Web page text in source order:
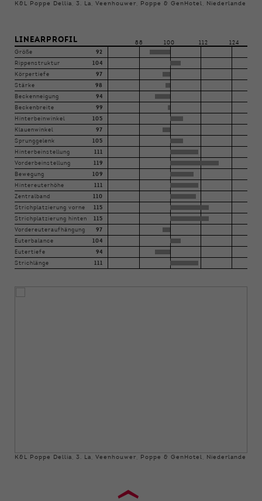
K&L Poppe Dellia, 3. La, Veenhouwer, Poppe & GenHotel, Niederlande
LINEARPROFIL 88 100 112
124
Größe
92
Rippenstruktur 104
Körpertiefe 97
Stärke 98
Beckenneigung 94
Beckenbreite 99
Hinterbeinwinkel 105
Klauenwinkel 97
Sprunggelenk 105
Hinterbeinstellung 111
Vorderbeinstellung 119
Bewegung 109
Hintereuterhöhe 111
Zentralband 110
Strichplatzierung vorne 115
Strichplatzierung hinten 115
Vordereuteraufhängung 97
Euterbalance 104
Eutertiefe 94
Strichlänge 111
K&L Poppe Dellia, 3. La, Veenhouwer, Poppe & GenHotel, Niederlande
›